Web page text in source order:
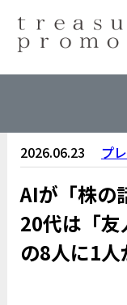
2026.06.23 プ
AIが「株の
20代は「
の8人に1人